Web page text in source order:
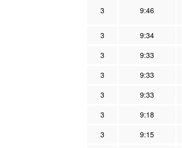
3 9:46
3
9:34
3
9:33
3
9:33
3
9:33
3
9:18
3
9:15